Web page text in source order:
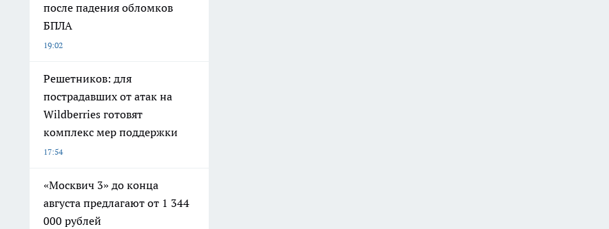
после падения обломков
БПЛА
19:02
Решетников: для
пострадавших от атак на
Wildberries готовят
комплекс мер поддержки
17:54
«Москвич 3» до конца
августа предлагают от 1 344
000 рублей